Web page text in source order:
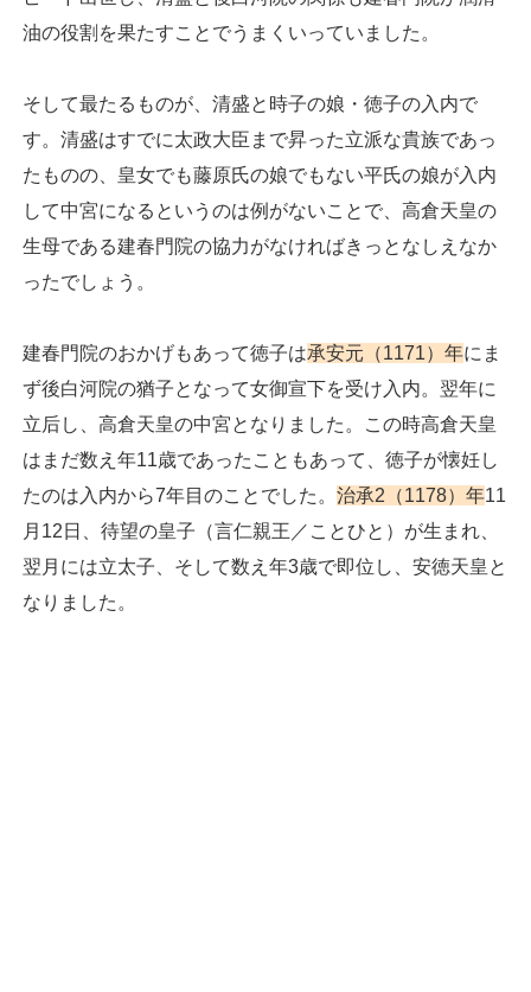
油の役割を果たすことでうまくいっていました。
そして最たるものが、清盛と時子の娘・徳子の入内で
す。清盛はすでに太政大臣まで昇った立派な貴族であっ
たものの、皇女でも藤原氏の娘でもない平氏の娘が入内
して中宮になるというのは例がないことで、高倉天皇の
生母である建春門院の協力がなければきっとなしえなか
ったでしょう。
建春門院のおかげもあって徳子は承安元（1171）年にま
ず後白河院の猶子となって女御宣下を受け入内。翌年に
立后し、高倉天皇の中宮となりました。この時高倉天皇
はまだ数え年11歳であったこともあって、徳子が懐妊し
たのは入内から7年目のことでした。 治承2（1178）年11
月12日、待望の皇子（言仁親王／ことひと）が生まれ、
翌月には立太子、そして数え年3歳で即位し、安徳天皇と
なりました。